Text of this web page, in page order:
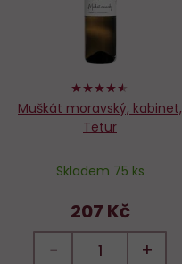
90%
Muškát moravský, kabinet,
Tetur
Skladem 75 ks
207 Kč
− +